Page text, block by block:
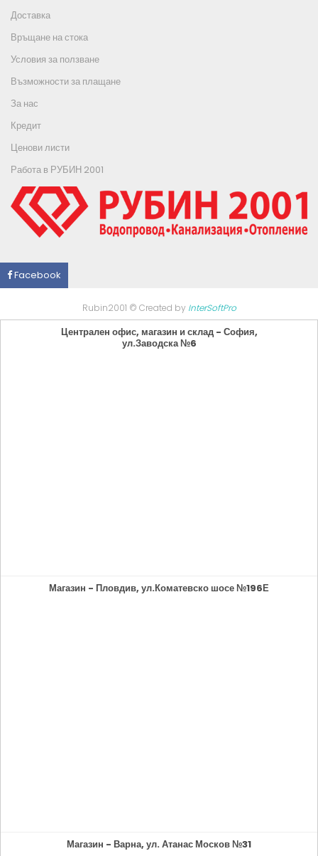
Доставка
Връщане на стока
Условия за ползване
Възможности за плащане
За нас
Кредит
Ценови листи
Работа в РУБИН 2001
Facebook
Rubin2001 © Created by InterSoftPro
Централен офис, магазин и склад - София,
ул.Заводска №6
Магазин - Пловдив, ул.Коматевско шосе №196Е
Магазин - Варна, ул. Атанас Москов №31